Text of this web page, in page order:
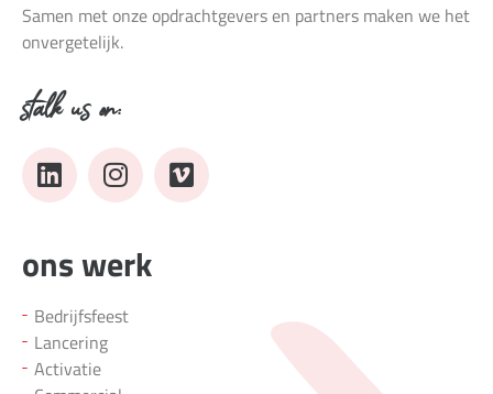
Samen met onze opdrachtgevers en partners maken we het
onvergetelijk.
stalk us on:
ons werk
Bedrijfsfeest
Lancering
Activatie